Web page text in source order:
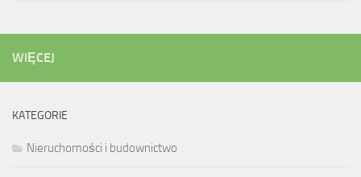
WIĘCEJ
KATEGORIE
Nieruchomości i budownictwo